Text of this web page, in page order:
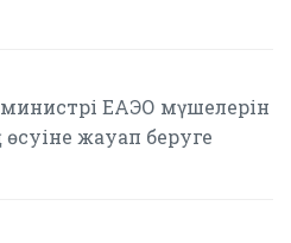
ЕАЭО мүшелерін
жауап беруге